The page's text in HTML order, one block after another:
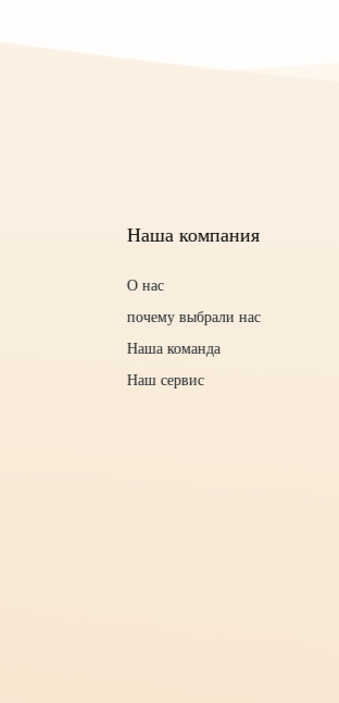
Наша компания
О нас
почему выбрали нас
Наша команда
Наш сервис